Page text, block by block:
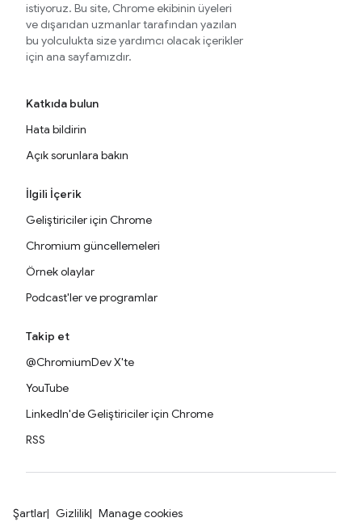
istiyoruz. Bu site, Chrome ekibinin üyeleri
ve dışarıdan uzmanlar tarafından yazılan
bu yolculukta size yardımcı olacak içerikler
için ana sayfamızdır.
Katkıda bulun
Hata bildirin
Açık sorunlara bakın
İlgili İçerik
Geliştiriciler için Chrome
Chromium güncellemeleri
Örnek olaylar
Podcast'ler ve programlar
Takip et
@ChromiumDev X'te
YouTube
LinkedIn'de Geliştiriciler için Chrome
RSS
Şartlar Gizlilik Manage cookies